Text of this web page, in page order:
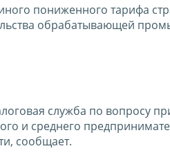
пониженного тарифа
обрабатывающей
служба по вопросу
и среднего
сообщает.